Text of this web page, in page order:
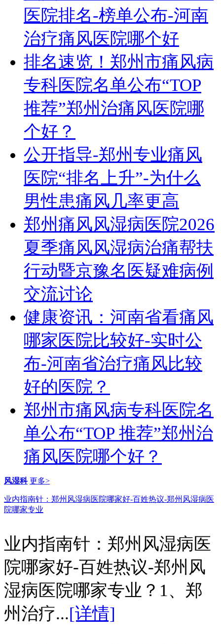
医院排名-榜单公布-河南
治疗痛风医院哪个好
排名速览！郑州市痛风病
专科医院名单公布“TOP
推荐”郑州治痛风医院哪
个好？
公开指导-郑州专业痛风
医院“排名上升”-为什么
男性患痛风几率更高
郑州痛风风湿病医院2026
夏季痛风风湿病治痛帮扶
行动暨京豫名医疑难病例
交流讨论
健康资讯：河南省看痛风
哪家医院比较好-实时公
布-河南省治疗痛风比较
好的医院？
郑州市痛风病专科医院名
单公布“TOP 推荐”郑州治
痛风医院哪个好？
风湿科 更多>
业内指南针：郑州风湿病医院哪家好-百姓热议-郑州风湿病医
院哪家专业
业内指南针：郑州风湿病医
院哪家好-百姓热议-郑州风
湿病医院哪家专业？1、郑
州治疗...[详情]